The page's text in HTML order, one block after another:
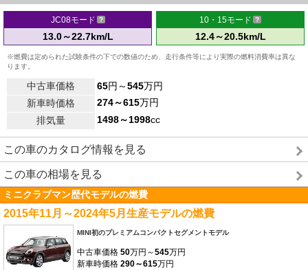
JC08モード
13.0～22.7km/L
10・15モード
12.4～20.5km/L
※燃費は定められた試験条件の下での数値のため、走行条件等により実際の燃料消費率は異な
ります。
中古車価格 65円～545万円
新車時価格
274～615万円
排気量
1498～1998cc
この車のカタログ情報を見る
この車の相場を見る
ミニクラブマン歴代モデルの燃費
2015年11月～2024年5月生産モデルの燃費
MINI初のプレミアムコンパクトセグメントモデル
中古車価格 50万円～545万円
新車時価格 290～615万円